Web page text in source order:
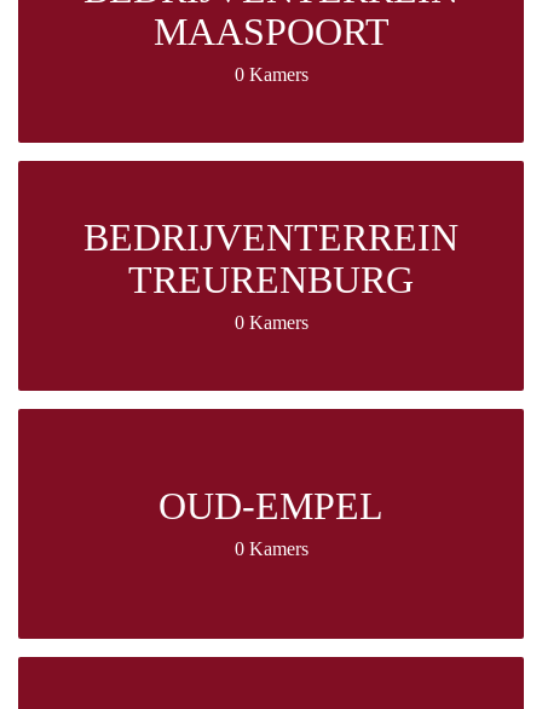
MAASPOORT
0 Kamers
BEDRIJVENTERREIN
TREURENBURG
0 Kamers
OUD-EMPEL
0 Kamers